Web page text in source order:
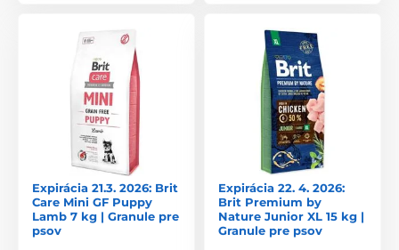
Expirácia 21.3. 2026: Brit
Care Mini GF Puppy
Lamb 7 kg | Granule pre
psov
Expirácia 22. 4. 2026:
Brit Premium by
Nature Junior XL 15 kg |
Granule pre psov